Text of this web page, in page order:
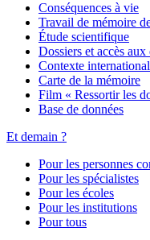
Conséquences à vie
Travail de mémoire
Étude scientifique
Dossiers et accès aux
Contexte international
Carte de la mémoire
Film « Ressortir les
Base de données
Et demain ?
Pour les personnes
Pour les spécialistes
Pour les écoles
Pour les institutions
Pour tous